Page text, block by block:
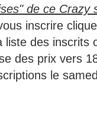
de ce Crazy
inscrire
liste des inscrits
des prix vers
le